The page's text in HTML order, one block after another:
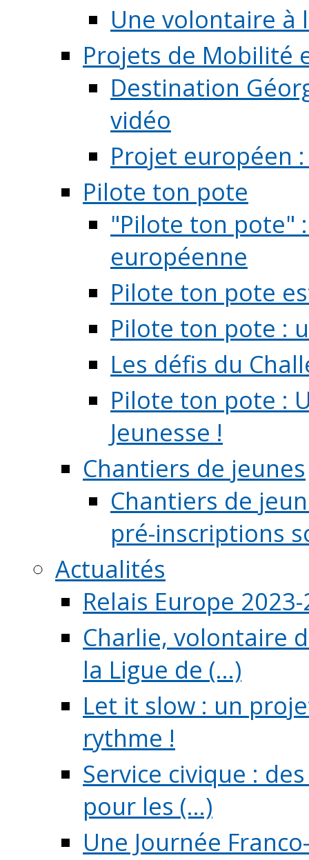
Une volontaire à
Projets de Mobilité
Destination
vidéo
Projet européen
Pilote ton pote
"Pilote ton pote"
européenne
Pilote ton pote
Pilote ton pote :
Les défis du
Pilote ton pote :
Jeunesse !
Chantiers de jeunes
Chantiers de
pré-inscriptions
Actualités
Relais Europe
Charlie, volontaire
la Ligue de (...)
Let it slow : un
rythme !
Service civique :
pour les (...)
Une Journée